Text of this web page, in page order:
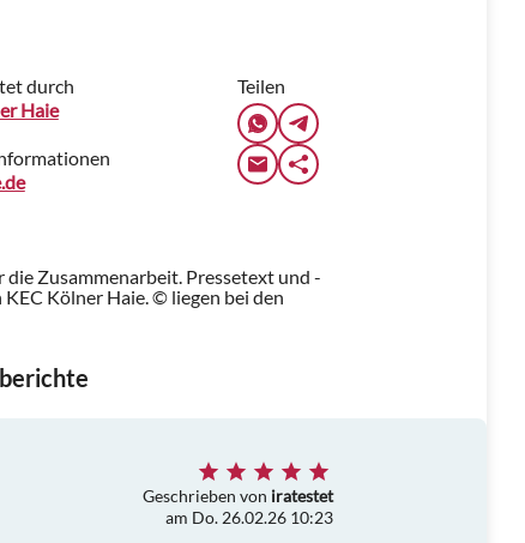
durch
Haie
Teilen
Zusammenarbeit. Pressetext und -
Kölner Haie. © liegen bei den
Geschrieben von iratestet
am Do. 26.02.26 10:23